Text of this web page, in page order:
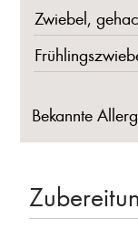
Zwiebel,
Bekannte